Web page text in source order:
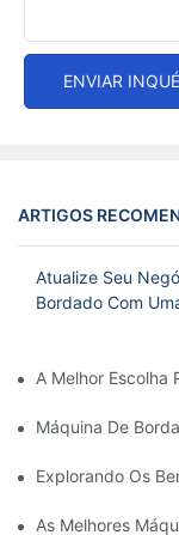
ENVIAR
ARTIGOS
Atualize Seu
Bordado Com
A Melhor Escolha
Máquina De
Explorando Os
As Melhores